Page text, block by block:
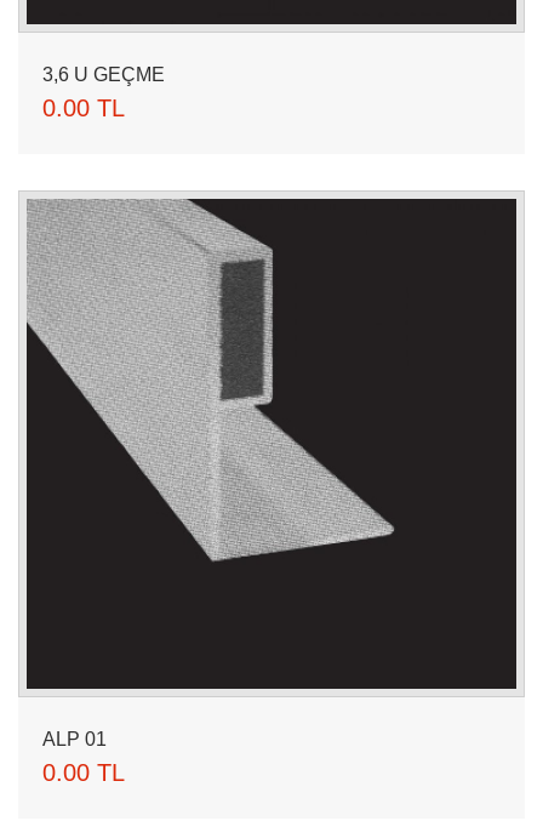
3,6 U GEÇME
0.00 TL
ALP 01
0.00 TL